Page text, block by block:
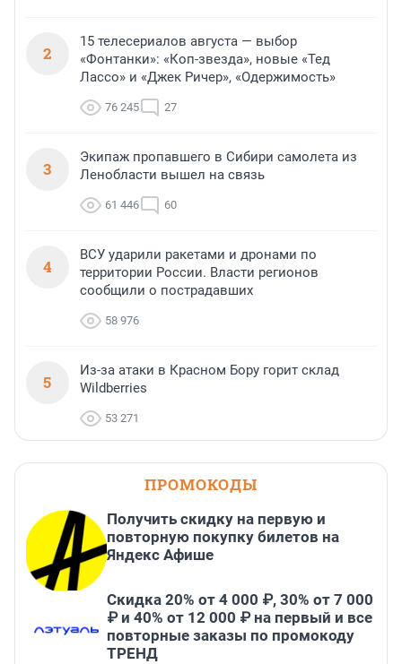
2
15 телесериалов августа — выбор
«Фонтанки»: «Коп-звезда», новые «Тед
Лассо» и «Джек Ричер», «Одержимость»
76 245 27
3
Экипаж пропавшего в Сибири самолета из
Ленобласти вышел на связь
61 446 60
4
ВСУ ударили ракетами и дронами по
территории России. Власти регионов
сообщили о пострадавших
58 976
5
Из-за атаки в Красном Бору горит склад
Wildberries
53 271
ПРОМОКОДЫ
Получить скидку на первую и
повторную покупку билетов на
Яндекс Афише
Скидка 20% от 4 000 ₽, 30% от 7 000
₽ и 40% от 12 000 ₽ на первый и все
повторные заказы по промокоду
ТРЕНД